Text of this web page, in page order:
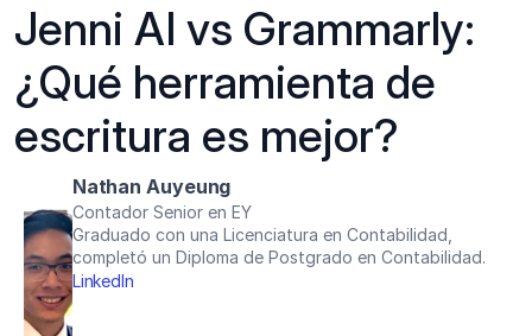
Jenni AI vs Grammarly:
¿Qué herramienta de
escritura es mejor?
Nathan Auyeung
Contador Senior en EY
Graduado con una Licenciatura en Contabilidad,
completó un Diploma de Postgrado en Contabilidad.
LinkedIn